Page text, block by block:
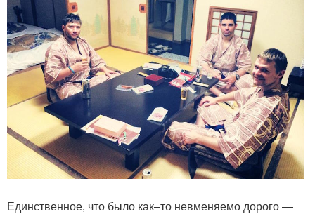
Единственное, что было как–то невменяемо дорого —